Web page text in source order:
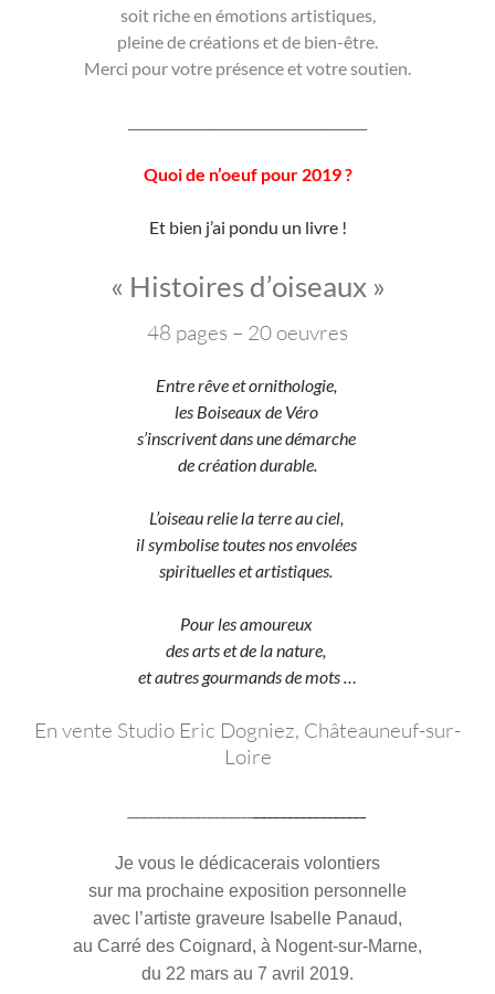
soit riche en émotions artistiques,
pleine de créations et de bien-être.
Merci pour votre présence et votre soutien.
Quoi de n’oeuf pour 2019 ?
Et bien j’ai pondu un livre !
« Histoires d’oiseaux »
48 pages – 20 oeuvres
Entre rêve et ornithologie,
les Boiseaux de Véro
s’inscrivent dans une démarche
de création durable.
L’oiseau relie la terre au ciel,
il symbolise toutes nos envolées
spirituelles et artistiques.
Pour les amoureux
des arts et de la nature,
et autres gourmands de mots …
En vente Studio Eric Dogniez, Châteauneuf-sur-
Loire
Je vous le dédicacerais volontiers
sur ma prochaine exposition personnelle
avec l’artiste graveure Isabelle Panaud,
au Carré des Coignard, à Nogent-sur-Marne,
du 22 mars au 7 avril 2019.